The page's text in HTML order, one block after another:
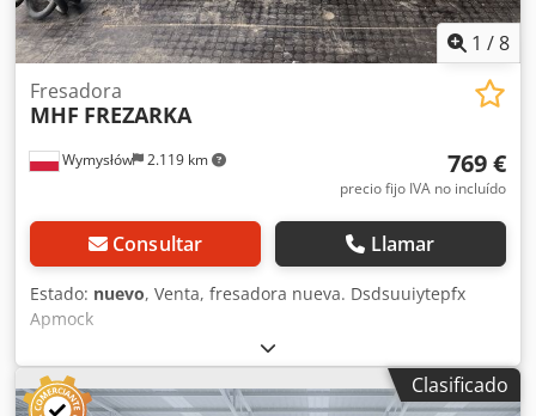
1 /8
Wymysłów 2.119 km
Fresadora
MHF FREZARKA
769 €
precio fijo IVA no incluído
Consultar Llamar
Estado: nuevo, Venta, fresadora nueva. Dsdsuuiytepfx
Apmock
Clasificado